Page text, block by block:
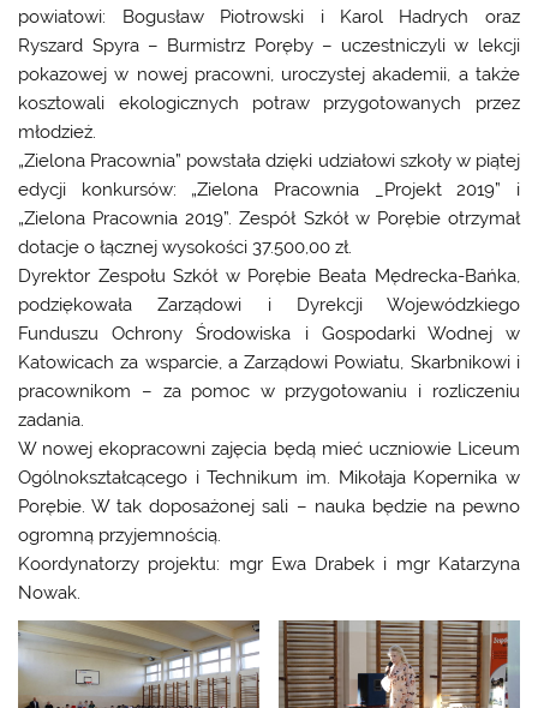
powiatowi: Bogusław Piotrowski i Karol Hadrych oraz
Ryszard Spyra – Burmistrz Poręby – uczestniczyli w lekcji
pokazowej w nowej pracowni, uroczystej akademii, a także
kosztowali ekologicznych potraw przygotowanych przez
młodzież.
„Zielona Pracownia” powstała dzięki udziałowi szkoły w piątej
edycji konkursów: „Zielona Pracownia _Projekt 2019” i
„Zielona Pracownia 2019”. Zespół Szkół w Porębie otrzymał
dotacje o łącznej wysokości 37.500,00 zł.
Dyrektor Zespołu Szkół w Porębie Beata Mędrecka-Bańka,
podziękowała Zarządowi i Dyrekcji Wojewódzkiego
Funduszu Ochrony Środowiska i Gospodarki Wodnej w
Katowicach za wsparcie, a Zarządowi Powiatu, Skarbnikowi i
pracownikom – za pomoc w przygotowaniu i rozliczeniu
zadania.
W nowej ekopracowni zajęcia będą mieć uczniowie Liceum
Ogólnokształcącego i Technikum im. Mikołaja Kopernika w
Porębie. W tak doposażonej sali – nauka będzie na pewno
ogromną przyjemnością.
Koordynatorzy projektu: mgr Ewa Drabek i mgr Katarzyna
Nowak.